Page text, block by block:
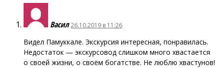
Васил 26.10.2019 в 11:26
Видел Памуккале. Экскурсия интересная, понравилась.
Недостаток — экскурсовод слишком много хвастается
о своей жизни, о своём богатстве. Не люблю хвастунов!